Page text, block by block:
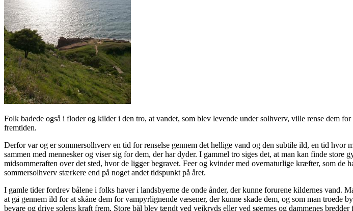
Folk badede også i floder og kilder i den tro, at vandet, som blev levende under solhverv, ville rense dem
fremtiden.
Derfor var og er sommersolhverv en tid for renselse gennem det hellige vand og den subtile ild, en tid
sammen med mennesker og viser sig for dem, der har dyder. I gammel tro siges det, at man kan finde
midsommeraften over det sted, hvor de ligger begravet. Feer og kvinder med overnaturlige kræfter, som de
sommersolhverv stærkere end på noget andet tidspunkt på året.
I gamle tider fordrev bålene i folks haver i landsbyerne de onde ånder, der kunne forurene kildernes
at gå gennem ild for at skåne dem for vampyrlignende væsener, der kunne skade dem, og som man
bevare og drive solens kraft frem. Store bål blev tændt ved vejkryds eller ved søernes og dammenes